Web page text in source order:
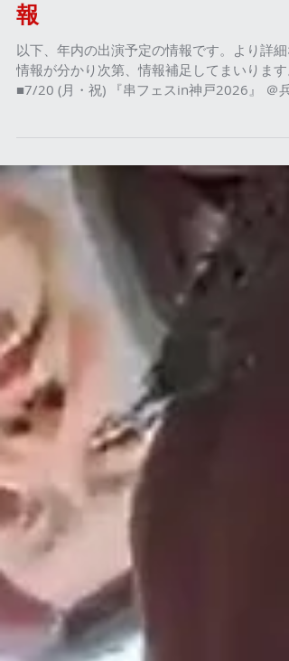
OSC 2026年ライブ出演情
報
■7/20 (月・祝) 『串フェスin神戸2026』 ＠兵
庫県立舞子公園中央広場・西芝生広場 兵庫県
戸市垂水区東舞子町2051 出演 15時～ HP:
https://94-fes.info/maiko_kouen_2026-7-
20_stage/ Instagram:
https://www.instagram.com/94fes/ ■7/25 (
『和歌山某企業様 記念式典パーティー』 ※
のイベントはご観覧いただけません。
■8/13(木) 『ふるさと海南まつり』 @海南
nobinos（ノビノス） 和歌山県海南市日方１
２５−６ 16時～20時（出演時間未定） HP:
https://www.matsuri-kainan.com/ Instagram:
https://www.instagram.com/
X: https://x.com/furusato_KAINAN